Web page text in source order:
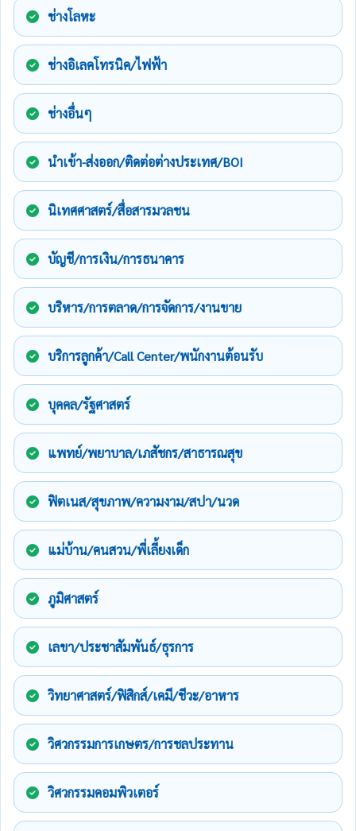
ช่างโลหะ
ช่างอิเลคโทรนิค/ไฟฟ้า
ช่างอื่นๆ
นำเข้า-ส่งออก/ติดต่อต่างประเทศ/BOI
นิเทศศาสตร์/สื่อสารมวลชน
บัญชี/การเงิน/การธนาคาร
บริหาร/การตลาด/การจัดการ/งานขาย
บริการลูกค้า/Call Center/พนักงานต้อนรับ
บุคคล/รัฐศาสตร์
แพทย์/พยาบาล/เภสัชกร/สาธารณสุข
ฟิตเนส/สุขภาพ/ความงาม/สปา/นวด
แม่บ้าน/คนสวน/พี่เลี้ยงเด็ก
ภูมิศาสตร์
เลขา/ประชาสัมพันธ์/ธุรการ
วิทยาศาสตร์/ฟิสิกส์/เคมี/ชีวะ/อาหาร
วิศวกรรมการเกษตร/การชลประทาน
วิศวกรรมคอมพิวเตอร์